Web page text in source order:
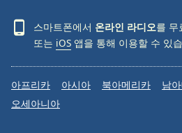
스마트폰에서 온라인 라디오를 무
또는 iOS 앱을 통해 이용할 수 있
아프리카 아시아 북아메리카 남
오세아니아